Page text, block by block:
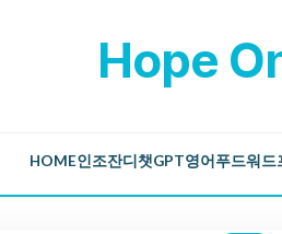
Hope
HOME인조잔디 챗GPT영어 푸드워드